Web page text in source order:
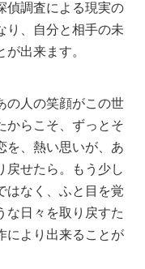
偵調査による現実の
り、自分と相手の未
が出来ます。
の人の笑顔がこの世
からこそ、ずっとそ
を、熱い思いが、あ
戻せたら。もう少し
はなく、ふと目を覚
な日々を取り戻すた
により出来ることが